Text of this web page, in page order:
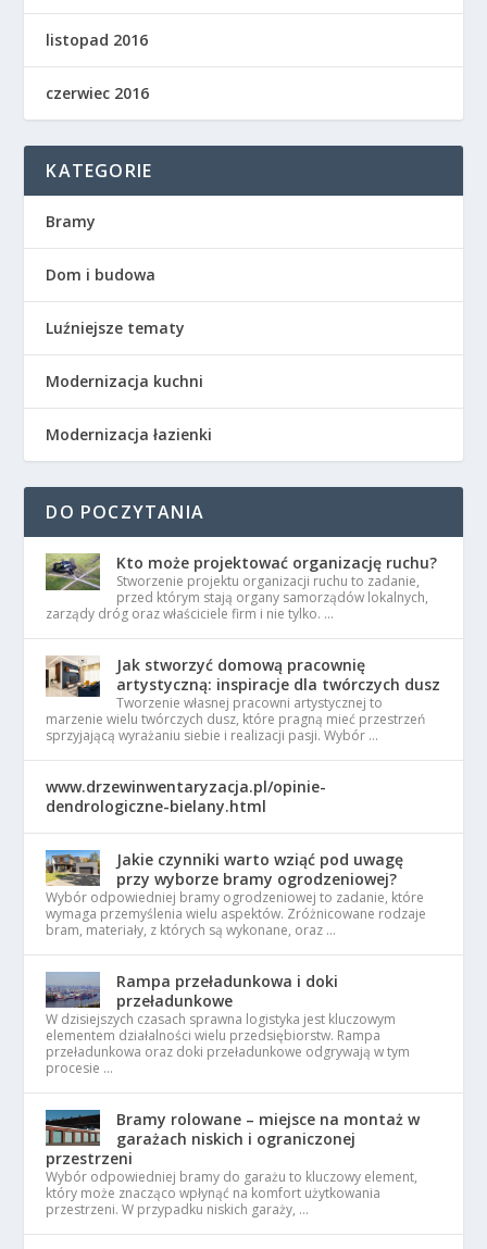
listopad 2016
czerwiec 2016
KATEGORIE
Bramy
Dom i budowa
Luźniejsze tematy
Modernizacja kuchni
Modernizacja łazienki
DO POCZYTANIA
Kto może projektować organizację ruchu?
Stworzenie projektu organizacji ruchu to zadanie,
przed którym stają organy samorządów lokalnych,
zarządy dróg oraz właściciele firm i nie tylko. …
Jak stworzyć domową pracownię
artystyczną: inspiracje dla twórczych dusz
Tworzenie własnej pracowni artystycznej to
marzenie wielu twórczych dusz, które pragną mieć przestrzeń
sprzyjającą wyrażaniu siebie i realizacji pasji. Wybór …
www.drzewinwentaryzacja.pl/opinie-
dendrologiczne-bielany.html
Jakie czynniki warto wziąć pod uwagę
przy wyborze bramy ogrodzeniowej?
Wybór odpowiedniej bramy ogrodzeniowej to zadanie, które
wymaga przemyślenia wielu aspektów. Zróżnicowane rodzaje
bram, materiały, z których są wykonane, oraz …
Rampa przeładunkowa i doki
przeładunkowe
W dzisiejszych czasach sprawna logistyka jest kluczowym
elementem działalności wielu przedsiębiorstw. Rampa
przeładunkowa oraz doki przeładunkowe odgrywają w tym
procesie …
Bramy rolowane – miejsce na montaż w
garażach niskich i ograniczonej
przestrzeni
Wybór odpowiedniej bramy do garażu to kluczowy element,
który może znacząco wpłynąć na komfort użytkowania
przestrzeni. W przypadku niskich garaży, …